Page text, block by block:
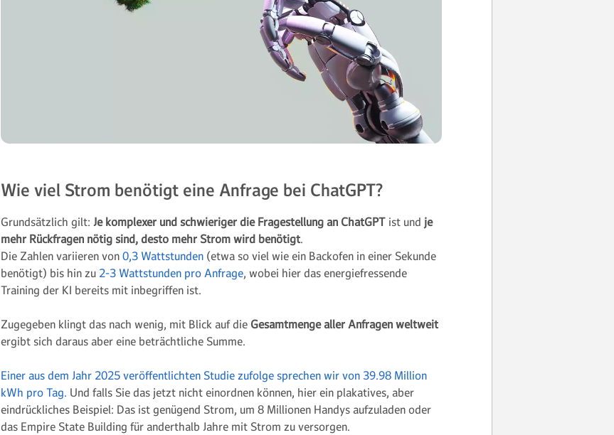
Wie viel Strom benötigt eine Anfrage bei ChatGPT?
Grundsätzlich gilt: Je komplexer und schwieriger die Fragestellung an ChatGPT ist und je
mehr Rückfragen nötig sind, desto mehr Strom wird benötigt.
Die Zahlen variieren von 0,3 Wattstunden (etwa so viel wie ein Backofen in einer Sekunde
benötigt) bis hin zu 2-3 Wattstunden pro Anfrage, wobei hier das energiefressende
Training der KI bereits mit inbegriffen ist.
Zugegeben klingt das nach wenig, mit Blick auf die Gesamtmenge aller Anfragen weltweit
ergibt sich daraus aber eine beträchtliche Summe.
Einer aus dem Jahr 2025 veröffentlichten Studie zufolge sprechen wir von 39.98 Million
kWh pro Tag. Und falls Sie das jetzt nicht einordnen können, hier ein plakatives, aber
eindrückliches Beispiel: Das ist genügend Strom, um 8 Millionen Handys aufzuladen oder
das Empire State Building für anderthalb Jahre mit Strom zu versorgen.